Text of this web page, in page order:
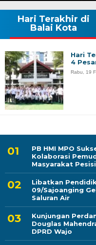
PB HMI MPO
Kolaborasi
Masyarakat
Libatkan
09/Sajoanging
Saluran Air
Kunjungan
Douglas
DPRD Wajo
Hari Terakhir di
Balai Kota
Hari
4
Rabu, 19